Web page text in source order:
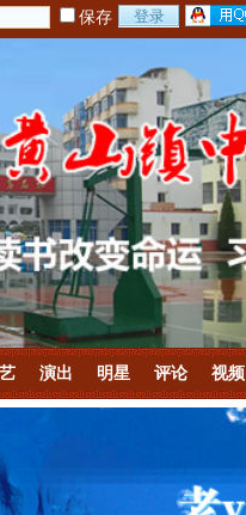
保存
演出 明星 评论 视频